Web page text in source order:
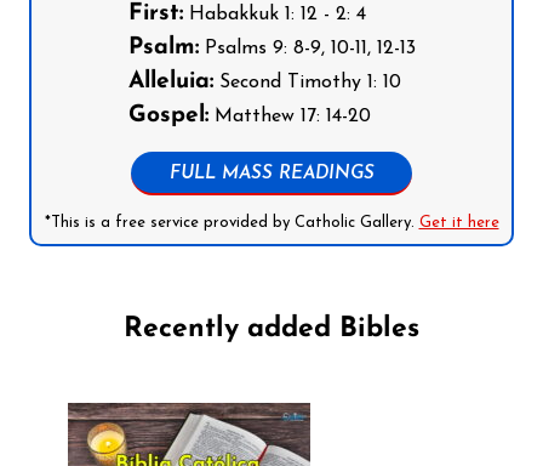
First:Habakkuk 1: 12 - 2: 4
Psalm:Psalms 9: 8-9, 10-11, 12-13
Alleluia:Second Timothy 1: 10
Gospel:Matthew 17: 14-20
FULL MASS READINGS
*This is a free service provided by Catholic Gallery. Get it here
Recently added Bibles